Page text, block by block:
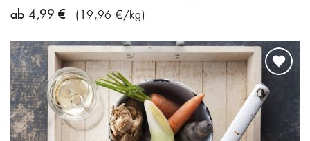
ab 4,99 €
(19,96 €/kg)